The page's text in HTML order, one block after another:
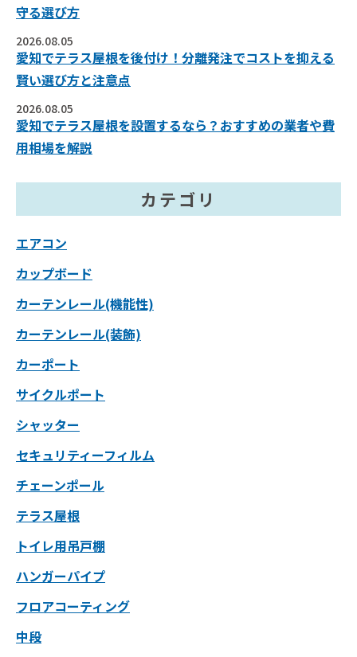
守る選び方
2026.08.05
愛知でテラス屋根を後付け！分離発注でコストを抑える
賢い選び方と注意点
2026.08.05
愛知でテラス屋根を設置するなら？おすすめの業者や費
用相場を解説
カテゴリ
エアコン
カップボード
カーテンレール(機能性)
カーテンレール(装飾)
カーポート
サイクルポート
シャッター
セキュリティーフィルム
チェーンポール
テラス屋根
トイレ用吊戸棚
ハンガーパイプ
フロアコーティング
中段